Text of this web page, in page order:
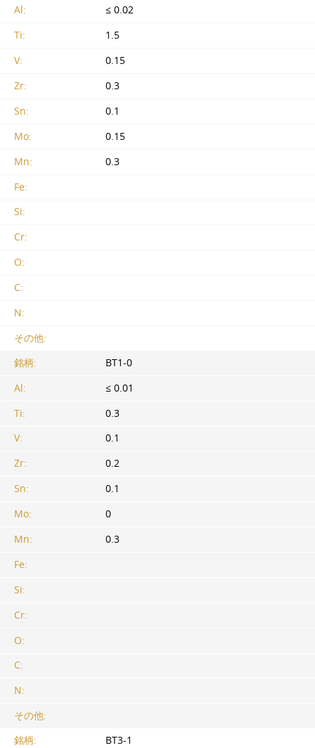
Al:
≤ 0.02
Ti:
1.5
V:
0.15
Zr:
0.3
Sn:
0.1
Mo:
0.15
Mn:
0.3
Fe:
Si:
Cr:
O:
C:
N:
その他:
銘柄:
BT1-0
Al:
≤ 0.01
Ti:
0.3
V:
0.1
Zr:
0.2
Sn:
0.1
Mo:
0
Mn:
0.3
Fe:
Si:
Cr:
O:
C:
N:
その他:
銘柄:
BT3-1